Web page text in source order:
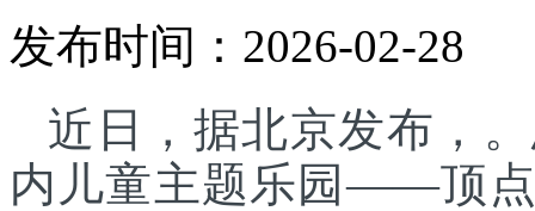
发布时间：2026-02-28
近日，据北京发布，
内儿童主题乐园——顶